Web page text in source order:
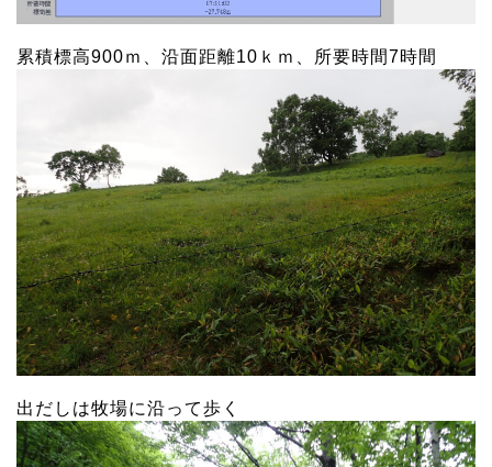
累積標高900ｍ、沿面距離10ｋｍ、所要時間7時間
出だしは牧場に沿って歩く